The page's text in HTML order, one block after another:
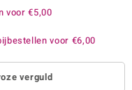
voor€5,00
voor €6,00
verguld